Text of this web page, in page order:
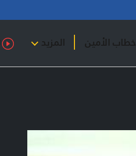
خطاب الأمين المزيد